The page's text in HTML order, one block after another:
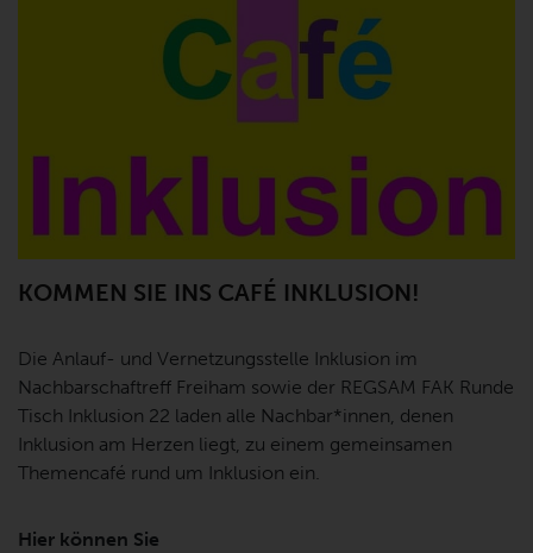
KOMMEN SIE INS CAFÉ INKLUSION!
Die Anlauf- und Vernetzungsstelle Inklusion im
Nachbarschaftreff Freiham sowie der REGSAM FAK Runde
Tisch Inklusion 22 laden alle Nachbar*innen, denen
Inklusion am Herzen liegt, zu einem gemeinsamen
Themencafé rund um Inklusion ein.
Hier können Sie